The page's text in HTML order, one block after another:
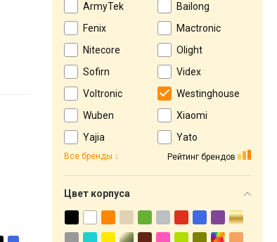
ArmyTek
Bailong
Fenix
Mactronic
Nitecore
Olight
Sofirn
Videx
Voltronic
Westinghouse
Wuben
Xiaomi
Yajia
Yato
Рейтинг брендов
Все бренды
Цвет корпуса